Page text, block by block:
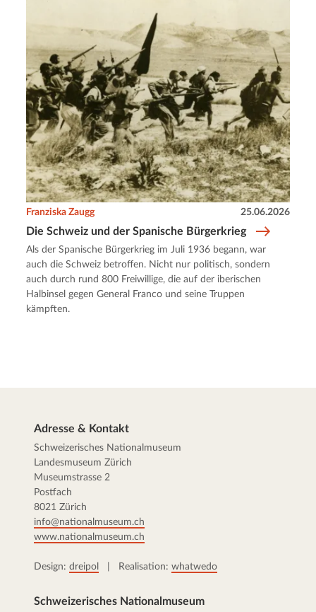
Die Schweiz und der Spanische Bürgerkrieg
Franziska Zaugg 25.06.2026
Als der Spanische Bürgerkrieg im Juli 1936 begann, war
auch die Schweiz betroffen. Nicht nur politisch, sondern
auch durch rund 800 Freiwillige, die auf der iberischen
Halbinsel gegen General Franco und seine Truppen
kämpften.
Adresse & Kontakt
Schweizerisches Nationalmuseum
Landesmuseum Zürich
Museumstrasse 2
Postfach
8021 Zürich
info@nationalmuseum.ch
www.nationalmuseum.ch
Design: dreipol | Realisation: whatwedo
Schweizerisches Nationalmuseum